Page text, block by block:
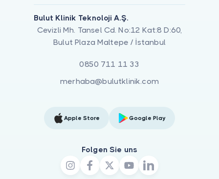
Bulut Klinik Teknoloji A.Ş.
Cevizli Mh. Tansel Cd. No:12 Kat:8 D:60,
Bulut Plaza Maltepe / İstanbul
0850 711 11 33
merhaba@bulutklinik.com
Apple Store Google Play
Folgen Sie uns